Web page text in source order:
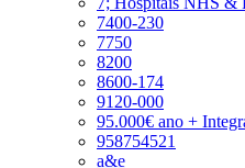
7400-230
7750
8200
8600-174
9120-000
95.000€ ano +
958754521
a&e